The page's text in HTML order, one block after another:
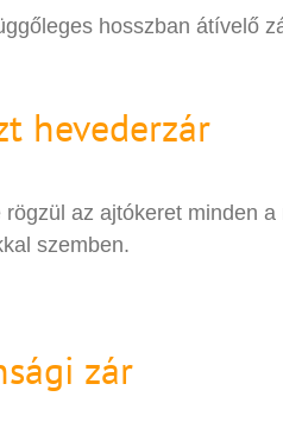
hosszban átívelő
hevederzár
rögzül az ajtókeret minden
szemben.
zár